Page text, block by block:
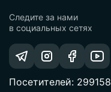
Следите за нами
в социальных сетях
Посетителей: 299158